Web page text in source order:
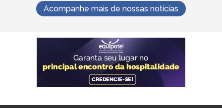
Acompanhe mais de nossas notícias